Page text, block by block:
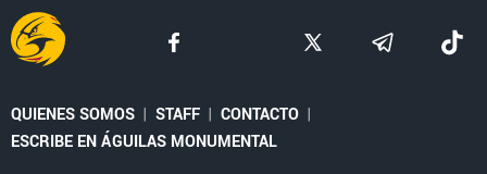
QUIENES SOMOS | STAFF | CONTACTO |
ESCRIBE EN ÁGUILAS MONUMENTAL